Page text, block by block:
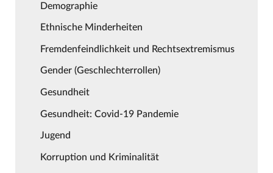
Demographie
Ethnische Minderheiten
Fremdenfeindlichkeit und Rechtsextremismus
Gender (Geschlechterrollen)
Gesundheit
Gesundheit: Covid-19 Pandemie
Jugend
Korruption und Kriminalität